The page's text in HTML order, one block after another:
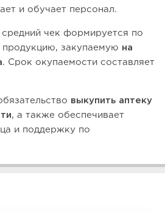
и обучает персонал.
средний чек формируется по
закупаемую на
. Срок окупаемости составляет
выкупить аптеку
, а также обеспечивает
и поддержку по